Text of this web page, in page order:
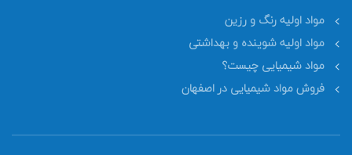
مواد اولیه رنگ و رزین
مواد اولیه شوینده و بهداشتی
مواد شیمیایی چیست؟
فروش مواد شیمیایی در اصفهان